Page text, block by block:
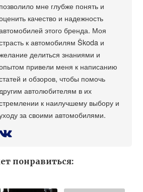
позволило мне глубже понять и
качество и надежность
этого бренда. Моя
к автомобилям Škoda и
делиться знаниями и
привели меня к написанию
и обзоров, чтобы помочь
автолюбителям в их
к наилучшему выбору и
за своими автомобилями.
понравиться: